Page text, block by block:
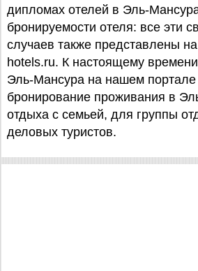
дипломах отелей в Эль-
бронируемости отеля: все эти
случаев также представлены
hotels.ru. К настоящему
Эль-Мансура на нашем
бронирование проживания в
отдыха с семьей, для группы
деловых туристов.